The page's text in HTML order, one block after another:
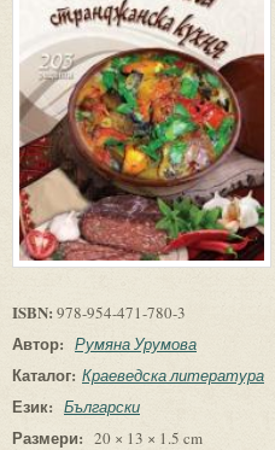
ISBN: 978-954-471-780-3
Автор: Румяна Урумова
Каталог: Краеведска литература
Език: Български
Размери: 20 × 13 × 1.5 cm